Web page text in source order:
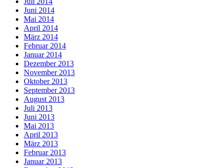
Juni 2014
Mai 2014
April 2014
März 2014
Februar 2014
Januar 2014
Dezember 2013
November 2013
Oktober 2013
September 2013
August 2013
Juli 2013
Juni 2013
Mai 2013
April 2013
März 2013
Februar 2013
Januar 2013